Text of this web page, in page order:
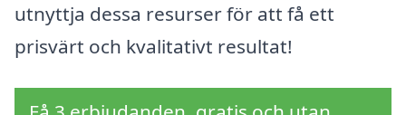
utnyttja dessa resurser för att få ett
prisvärt och kvalitativt resultat!